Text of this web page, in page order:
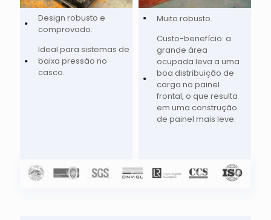
Design robusto e
comprovado.
Ideal para sistemas de
baixa pressão no
casco.
Muito robusto.
Custo-benefício: a
grande área
ocupada leva a uma
boa distribuição de
carga no painel
frontal, o que resulta
em uma construção
de painel mais leve.